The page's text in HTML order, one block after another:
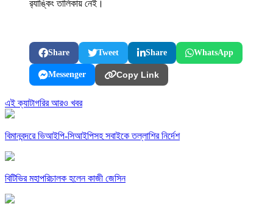
র‍্যাঙ্কিং তালিকায় নেই।
Share Tweet Share WhatsApp
Messenger Copy Link
এই ক্যাটাগরির আরও খবর
বিমানবন্দরে ভিআইপি-সিআইপিসহ সবাইকে তল্লাশির নির্দেশ
বিটিভির মহাপরিচালক হলেন কাজী জেসিন